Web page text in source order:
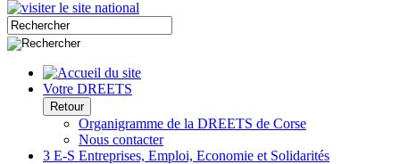
Votre DREETS
Retour
Organigramme de la DREETS de Corse
Nous contacter
3 E-S Entreprises, Emploi, Economie et Solidarités